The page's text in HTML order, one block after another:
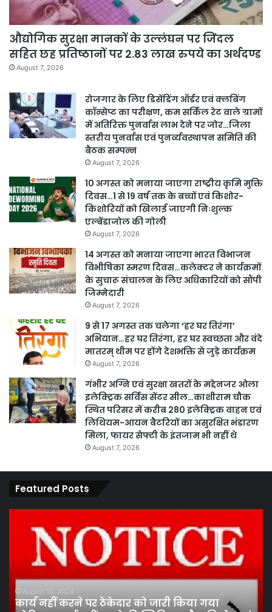
औद्योगिक सुरक्षा मानकों के उल्लंघन पर जिंदल
सहित छह प्रतिष्ठानों पर 2.83 लाख रुपये का अर्थदण्ड
August 7, 2026
रोजगार के लिए डिसेंडिंग ऑर्डर एवं क्लबिंग
कॉन्सेप्ट का परीक्षण, कम सर्किल रेट वाले ग्रामों
में अतिरिक्त पुनर्वास लाभ देने पर जोर…जिला
स्तरीय पुनर्वास एवं पुनर्व्यवस्थापन समिति की
बैठक सम्पन्न
August 7, 2026
10 अगस्त को मनाया जाएगा राष्ट्रीय कृमि मुक्ति
दिवस…1 से 19 वर्ष तक के बच्चों एवं किशोर-
किशोरियों को खिलाई जाएगी निःशुल्क
एल्बेंडाजोल की गोली
August 7, 2026
14 अगस्त को मनाया जाएगा भारत विभाजन
विभीषिका स्मरण दिवस…कलेक्टर ने कार्यक्रमों
के सुचारू संचालन के लिए अधिकारियों को सौंपी
जिम्मेदारी
August 7, 2026
9 से 17 अगस्त तक चलेगा ‘हर घर तिरंगा’
अभियान…हर घर तिरंगा, हर घर स्वच्छता और वंदे
मातरम् थीम पर होंगे देशभक्ति से जुड़े कार्यक्रम
August 7, 2026
गंभीर अग्नि एवं सुरक्षा खतरों के मद्देनजर ओला
इलेक्ट्रिक सर्विस सेंटर सील…काशीराम चौक
स्थित परिसर में करीब 280 इलेक्ट्रिक वाहन एवं
लिथियम-आयन बैटरियों का असुरक्षित भंडारण
मिला, फायर सेफ्टी के इंतजाम भी नहीं थे
August 7, 2026
Featured Posts
ठेकेदार
को
जारी
किया
August 16, 2024
कार्य नहीं करने पर ठेकेदार को जारी किया गया